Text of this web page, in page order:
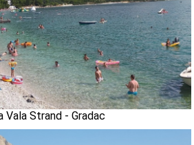
Vala Strand - Gradac